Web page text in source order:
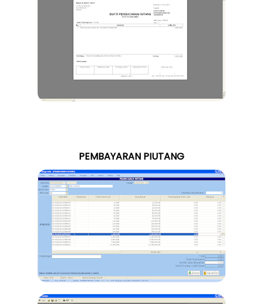
PEMBAYARAN PIUTANG